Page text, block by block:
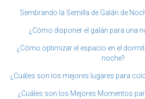
Sembrando la Semilla de Galán de
¿Cómo disponer el galán para una
¿Cómo optimizar el espacio en el
noche?
¿Cuáles son los mejores lugares para
¿Cuáles son los Mejores Momentos